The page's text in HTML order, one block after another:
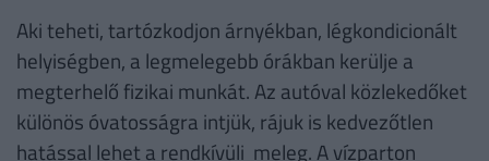
Aki teheti, tartózkodjon árnyékban, légkondicionált
helyiségben, a legmelegebb órákban kerülje a
megterhelő fizikai munkát. Az autóval közlekedőket
különös óvatosságra intjük, rájuk is kedvezőtlen
hatással lehet a rendkívüli meleg. A vízparton